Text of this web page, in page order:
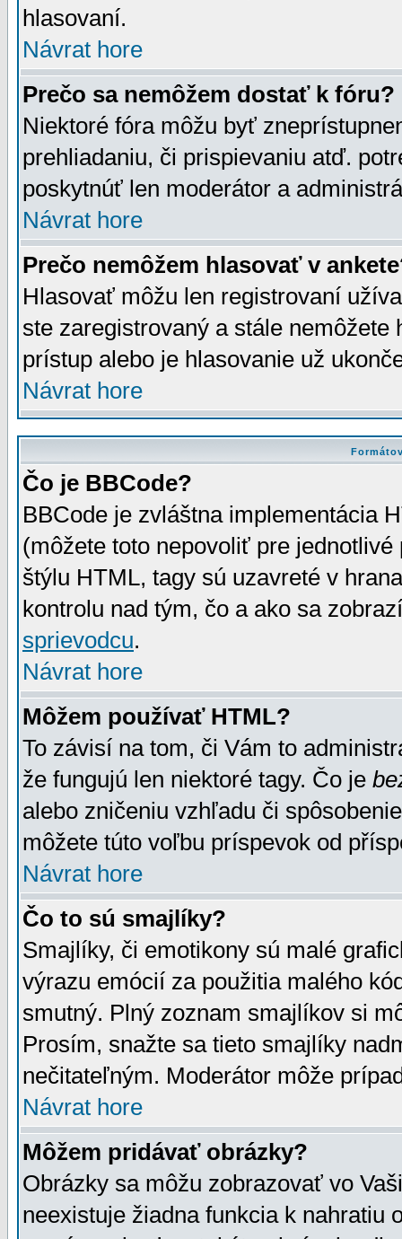
hlasovaní.
Návrat hore
Prečo sa nemôžem dostať k fóru?
Niektoré fóra môžu byť
prehliadaniu, či prispievaniu atď.
poskytnúť len moderátor a
Návrat hore
Prečo nemôžem hlasovať v
Hlasovať môžu len registrovaní
ste zaregistrovaný a stále
prístup alebo je hlasovanie už
Návrat hore
Čo je BBCode?
BBCode je zvláštna implementácia
(môžete toto nepovoliť pre
štýlu HTML, tagy sú uzavreté v
kontrolu nad tým, čo a ako sa
sprievodcu.
Návrat hore
Môžem používať HTML?
To závisí na tom, či Vám to
že fungujú len niektoré tagy. Čo je
alebo zničeniu vzhľadu či
môžete túto voľbu príspevok od
Návrat hore
Čo to sú smajlíky?
Smajlíky, či emotikony sú malé
výrazu emócií za použitia malého
smutný. Plný zoznam smajlíkov si
Prosím, snažte sa tieto smajlíky
nečitateľným. Moderátor môže
Návrat hore
Môžem pridávať obrázky?
Obrázky sa môžu zobrazovať vo
neexistuje žiadna funkcia k nahratiu